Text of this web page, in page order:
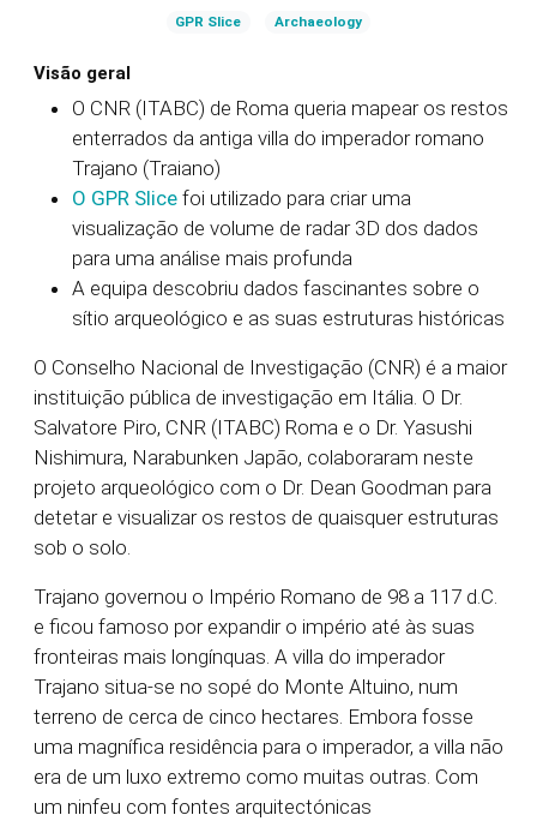
GPR Slice Archaeology
Visão geral
O CNR (ITABC) de Roma queria mapear os restos
enterrados da antiga villa do imperador romano
Trajano (Traiano)
O GPR Slice foi utilizado para criar uma
visualização de volume de radar 3D dos dados
para uma análise mais profunda
A equipa descobriu dados fascinantes sobre o
sítio arqueológico e as suas estruturas históricas
O Conselho Nacional de Investigação (CNR) é a maior
instituição pública de investigação em Itália. O Dr.
Salvatore Piro, CNR (ITABC) Roma e o Dr. Yasushi
Nishimura, Narabunken Japão, colaboraram neste
projeto arqueológico com o Dr. Dean Goodman para
detetar e visualizar os restos de quaisquer estruturas
sob o solo.
Trajano governou o Império Romano de 98 a 117 d.C.
e ficou famoso por expandir o império até às suas
fronteiras mais longínquas. A villa do imperador
Trajano situa-se no sopé do Monte Altuino, num
terreno de cerca de cinco hectares. Embora fosse
uma magnífica residência para o imperador, a villa não
era de um luxo extremo como muitas outras. Com
um ninfeu com fontes arquitectónicas